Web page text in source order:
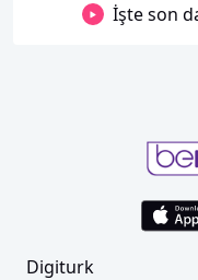
İşte son
Digiturk